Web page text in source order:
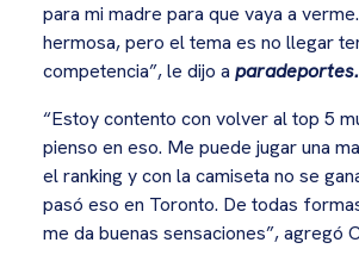
para mi madre para que vaya a
hermosa, pero el tema es no llegar
competencia”, le dijo a
“Estoy contento con volver al top 5
pienso en eso. Me puede jugar una
el ranking y con la camiseta no se
pasó eso en Toronto. De todas
me da buenas sensaciones”, agregó